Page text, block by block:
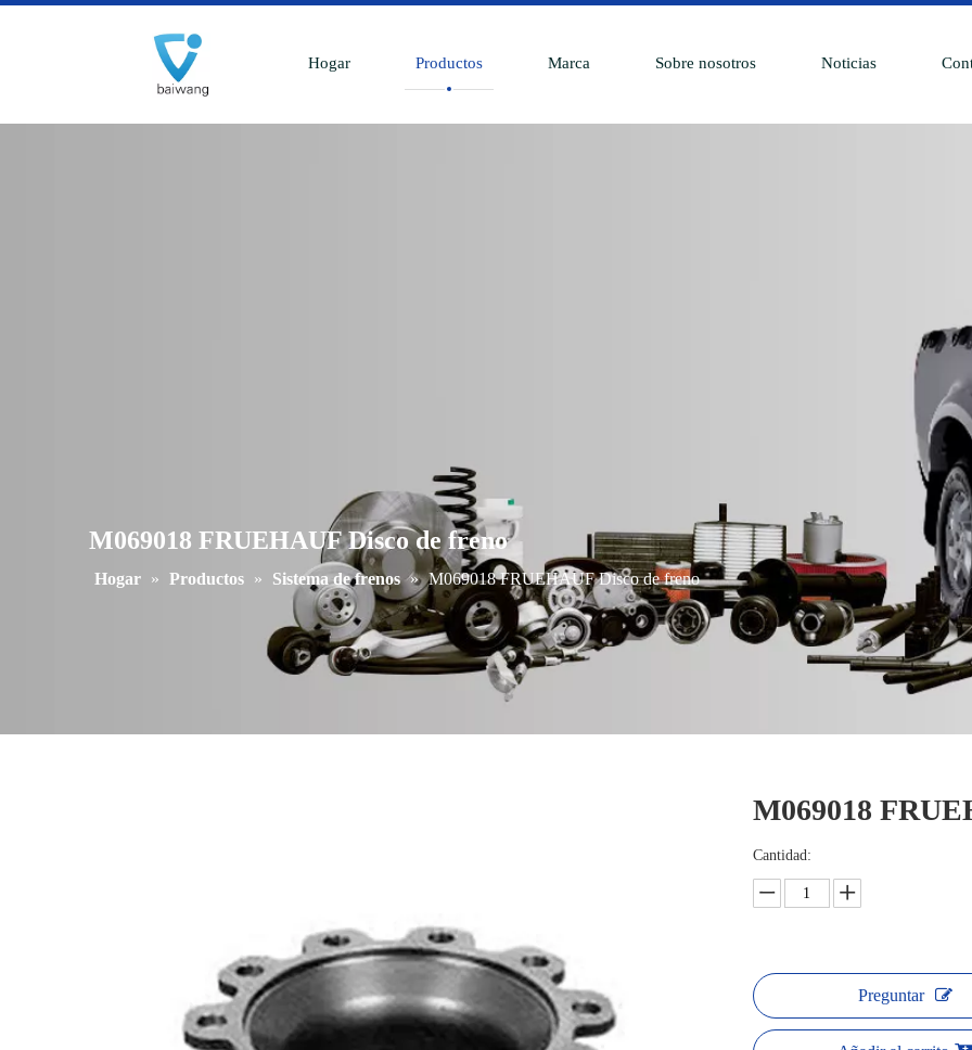
Hogar Productos Marca Sobre nosotros Noticias
M069018 FRUEHAUF Disco de freno
Hogar » Productos » Sistema de frenos » M069018 FRUEHAUF Disco de freno
M069018
Cantidad:
Preguntar